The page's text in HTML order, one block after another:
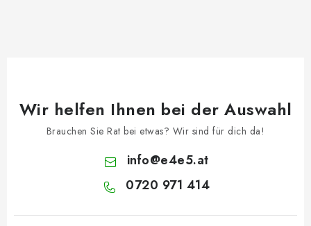
Wir helfen Ihnen bei der Auswahl
Brauchen Sie Rat bei etwas? Wir sind für dich da!
info@e4e5.at
0720 971 414